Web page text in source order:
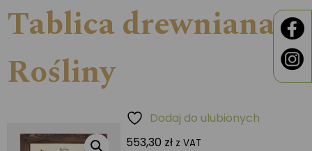
Tablica drewniana –
Rośliny
553,30 zł z VAT
Dodaj do ulubionych